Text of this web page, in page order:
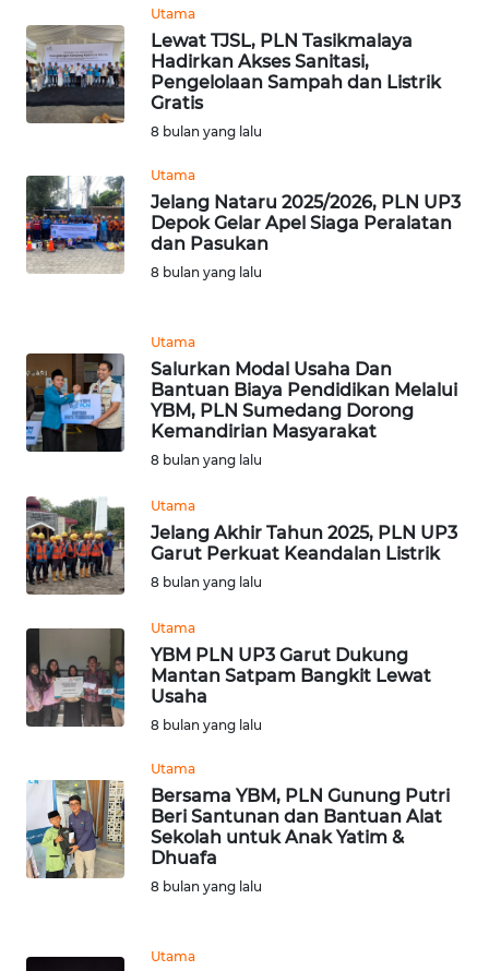
Utama
Lewat TJSL, PLN Tasikmalaya
Hadirkan Akses Sanitasi,
Pengelolaan Sampah dan Listrik
Gratis
8 bulan yang lalu
Utama
Jelang Nataru 2025/2026, PLN UP3
Depok Gelar Apel Siaga Peralatan
dan Pasukan
8 bulan yang lalu
Utama
Salurkan Modal Usaha Dan
Bantuan Biaya Pendidikan Melalui
YBM, PLN Sumedang Dorong
Kemandirian Masyarakat
8 bulan yang lalu
Utama
Jelang Akhir Tahun 2025, PLN UP3
Garut Perkuat Keandalan Listrik
8 bulan yang lalu
Utama
YBM PLN UP3 Garut Dukung
Mantan Satpam Bangkit Lewat
Usaha
8 bulan yang lalu
Utama
Bersama YBM, PLN Gunung Putri
Beri Santunan dan Bantuan Alat
Sekolah untuk Anak Yatim &
Dhuafa
8 bulan yang lalu
Utama
WN
TANJUNG
LESUNG
KARO
WN
SIMALUNGUN
LABUHANBATU
WN
TAPANULI
TENGAH
WN DELI
SERDANG
WN
WN
PAKPAK
WN
KARAWANG
WN
BEKASI
BOGOR